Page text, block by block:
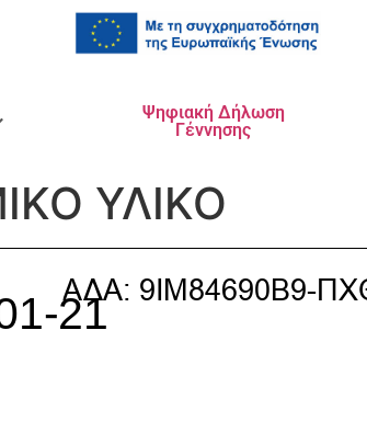
Ψηφιακή Δήλωση
Γέννησης
ΥΛΙΚΟ